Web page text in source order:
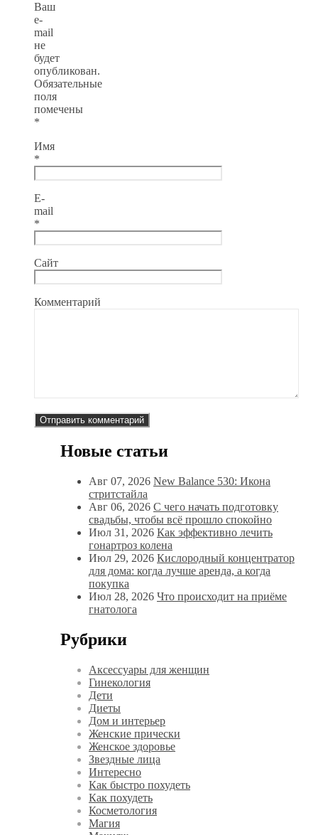
Ваш
e-
mail
не
будет
опубликован.
Обязательные
поля
помечены
*
Имя
*
E-
mail
*
Сайт
Комментарий
Новые статьи
Авг 07, 2026 New Balance 530: Икона
стритстайла
Авг 06, 2026 С чего начать подготовку
свадьбы, чтобы всё прошло спокойно
Июл 31, 2026 Как эффективно лечить
гонартроз колена
Июл 29, 2026 Кислородный концентратор
для дома: когда лучше аренда, а когда
покупка
Июл 28, 2026 Что происходит на приёме
гнатолога
Рубрики
Аксессуары для женщин
Гинекология
Дети
Диеты
Дом и интерьер
Женские прически
Женское здоровье
Звездные лица
Интересно
Как быстро похудеть
Как похудеть
Косметология
Магия